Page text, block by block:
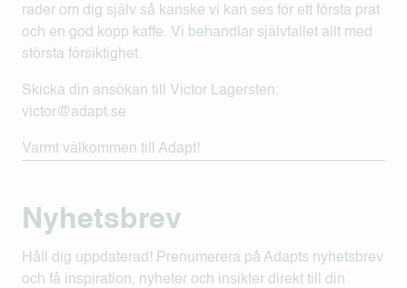
rader om dig själv så kanske vi kan ses för ett första prat
och en god kopp kaffe. Vi behandlar självfallet allt med
största försiktighet.
Skicka din ansökan till Victor Lagersten:
victor@adapt.se
Varmt välkommen till Adapt!
Nyhetsbrev
Håll dig uppdaterad! Prenumerera på Adapts nyhetsbrev
och få inspiration, nyheter och insikter direkt till din